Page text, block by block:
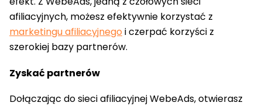
afiliacyjnych, możesz efektywnie korzystać z
marketingu afiliacyjnego i czerpać korzyści z
szerokiej bazy partnerów.
Zyskać partnerów
Dołączając do sieci afiliacyjnej WebeAds, otwierasz